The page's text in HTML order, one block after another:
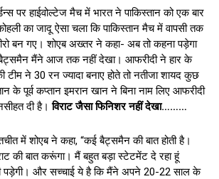
पर हाईवोल्टेज मैच में भारत ने पाकिस्तान को एक बार
का जादू ऐसा चला कि पाकिस्तान मैच में वापसी तक
बन गए। शोएब अख्तर ने कहा- अब तो कहना पड़ेगा
बैट्समैन मैंने आज तक नहीं देखा। आफरीदी ने हार के
टीम ने 30 रन ज्यादा बनाए होते तो नतीजा शायद कुछ
के पूर्व कप्तान इमरान खान ने बिना नाम लिए आफरीदी
दी है।विराट जैसा फिनिशर नहीं देखा………
में शोएब ने कहा, “कई बैट्समैन की बात होती है।
की बात करूंगा। मैं बहुत बड़ा स्टेटमेंट दे रहा हूं
पड़ेगी। और सच्चाई ये है कि मैंने अपने 20-22 साल के